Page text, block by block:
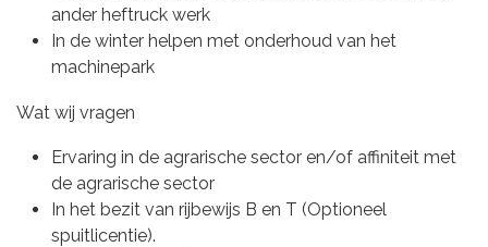
ander heftruck werk
In de winter helpen met onderhoud van het
machinepark
Wat wij vragen
Ervaring in de agrarische sector en/of affiniteit met
de agrarische sector
In het bezit van rijbewijs B en T (Optioneel
spuitlicentie).